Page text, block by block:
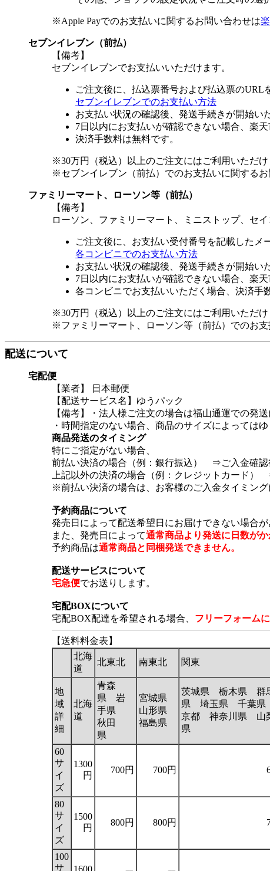
※Apple Payでのお支払いに関するお問い合わせは
セブンイレブン（前払）
【備考】
セブンイレブンでお支払いいただけます。
ご注文後に、払込票番号および払込票のURL
セブンイレブンでのお支払い方法
お支払い状況の確認後、発送手続きが開始い
7日以内にお支払いが確認できない場合、楽
決済手数料は無料です。
※30万円（税込）以上のご注文にはご利用いただけ
※セブンイレブン（前払）でのお支払いに関するお
ファミリーマート、ローソン等（前払）
【備考】
ローソン、ファミリーマート、ミニストップ、セ
ご注文後に、お支払い受付番号を記載したメ
各コンビニでのお支払い方法
お支払い状況の確認後、発送手続きが開始い
7日以内にお支払いが確認できない場合、楽
各コンビニでお支払いいただく場合、決済手
※30万円（税込）以上のご注文にはご利用いただけ
※ファミリーマート、ローソン等（前払）でのお
配送について
宅配便
【業者】 日本郵便
【配送サービス名】ゆうパック
【備考】・法人様ご注文の場合は福山通運での発
・時間指定のない場合、商品のサイズによっては
商品発送のタイミング
特にご指定がない場合、
前払い決済の場合（例：銀行振込） ⇒ご入金確認
上記以外の決済の場合（例：クレジットカード
※前払い決済の場合は、お客様のご入金タイミン
予約商品について
発売日によって配送希望日にお届けできない場合が
また、発売日によって通常商品より発送に日数がか
予約商品は通常商品と同梱発送できません。
配送サービスについて
宅急便でお送りします。
宅配BOXについて
宅配BOX配達を希望される場合、 フリーフォーム
【送料料金表】
北海
道
北東北 南東北 関東
地
域
詳
細
北海
道
青森
県 岩
手県
秋田
県
宮城県
山形県
福島県
茨城県 栃木県 群
県 埼玉県 千葉
京都 神奈川県 山
県
60
サ
イ
ズ
1300
円
700円 700円
80
サ
イ
ズ
1500
円
800円 800円
100
サ
1600